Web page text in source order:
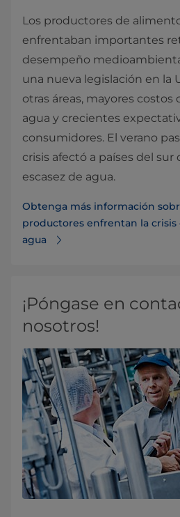
Los productores de
enfrentaban importantes
desempeño
una nueva legislación en la
otras áreas, mayores costos
agua y crecientes
consumidores. El verano
crisis afectó a países del sur
escasez de agua.
Obtenga más información
productores enfrentan la crisis
agua
¡Póngase en
nosotros!